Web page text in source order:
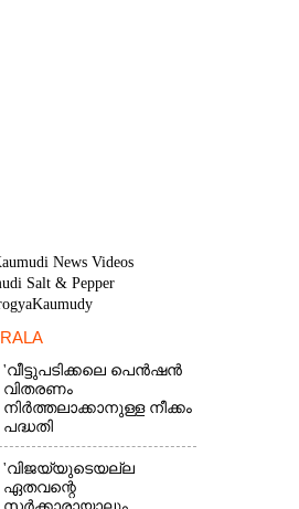
'വീട്ടുപടിക്കലെ പെൻഷൻ
വിതരണം
നിർത്തലാക്കാനുള്ള നീക്കം
പദ്ധതി
അവസാനിപ്പിക്കാനുള്ള
യുഡിഎഫ് അജണ്ടയുടെ
ആദ്യപടി'
'വിജയ്‌യുടെയല്ല
ഏതവന്റെ